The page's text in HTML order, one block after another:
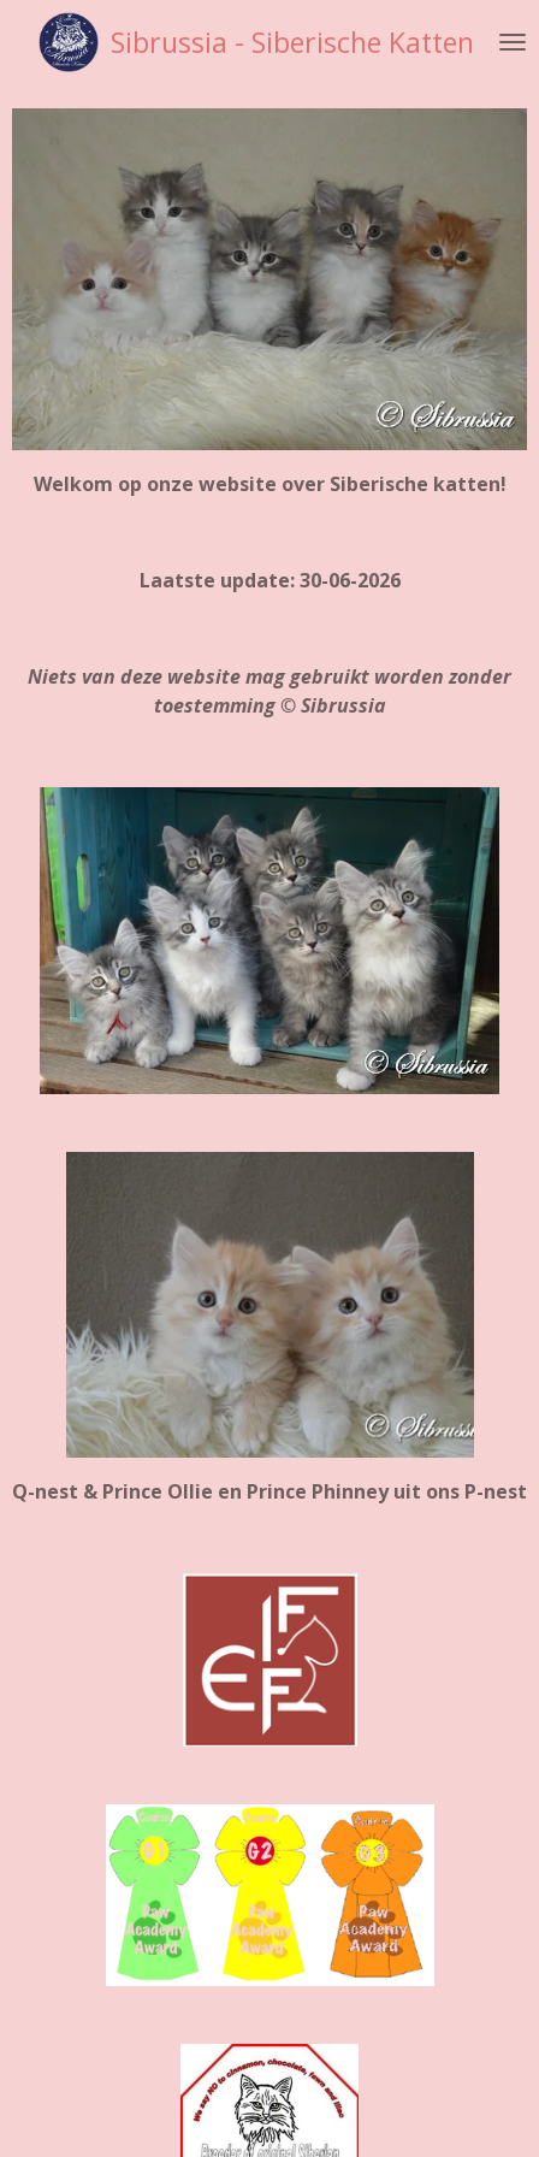
direct
de
Sibrussia - Siberische Katten
Welkom op onze website over Siberische katten!
Laatste update: 30-06-2026
Niets van deze website mag gebruikt worden zonder
toestemming © Sibrussia
Q-nest & Prince Ollie en Prince Phinney uit ons P-nest